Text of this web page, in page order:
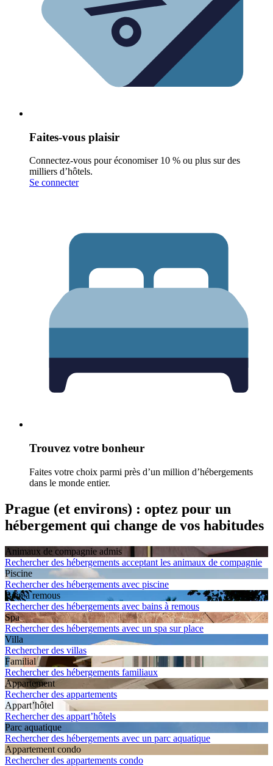
Faites-vous plaisir
Connectez-vous pour économiser 10 % ou plus sur des
milliers d’hôtels.
Se connecter
Trouvez votre bonheur
Faites votre choix parmi près d’un million d’hébergements
dans le monde entier.
Prague (et environs) : optez pour un
hébergement qui change de vos habitudes
Animaux de compagnie admis
Rechercher des hébergements acceptant les animaux de compagnie
Piscine
Rechercher des hébergements avec piscine
Bain à remous
Rechercher des hébergements avec bains à remous
Spa
Rechercher des hébergements avec un spa sur place
Villa
Rechercher des villas
Familial
Rechercher des hébergements familiaux
Apparte­ment
Rechercher des appartements
Appart’hôtel
Rechercher des appart’hôtels
Parc aquatique
Rechercher des hébergements avec un parc aquatique
Apparte­ment condo
Rechercher des appartements condo